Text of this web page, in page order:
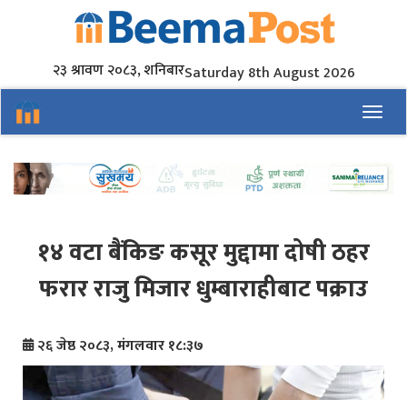
२३ श्रावण २०८३, शनिबारSaturday 8th August 2026
१४ वटा बैंकिङ कसूर मुद्दामा दोषी ठहर
फरार राजु मिजार धुम्बाराहीबाट पक्राउ
२६ जेष्ठ २०८३, मंगलवार १८:३७